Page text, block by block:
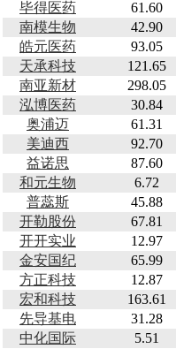
毕得医药
61.60
南模生物
42.90
皓元医药
93.05
天承科技
121.65
南亚新材
298.05
泓博医药
30.84
奥浦迈
61.31
美迪西
92.70
益诺思
87.60
和元生物
6.72
普蕊斯
45.88
开勒股份
67.81
开开实业
12.97
金安国纪
65.99
方正科技
12.87
宏和科技
163.61
先导基电
31.28
中化国际
5.51